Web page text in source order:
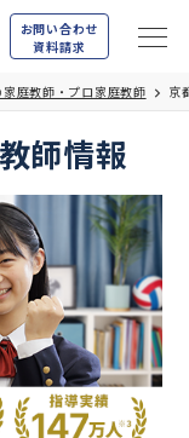
お問い合わせ
資料請求
家庭教師・プロ家庭教師 京
師情報